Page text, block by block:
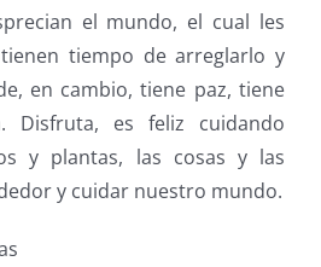
el mundo, el cual les
tiempo de arreglarlo y
en cambio, tiene paz, tiene
Disfruta, es feliz cuidando
y plantas, las cosas y las
y cuidar nuestro mundo.